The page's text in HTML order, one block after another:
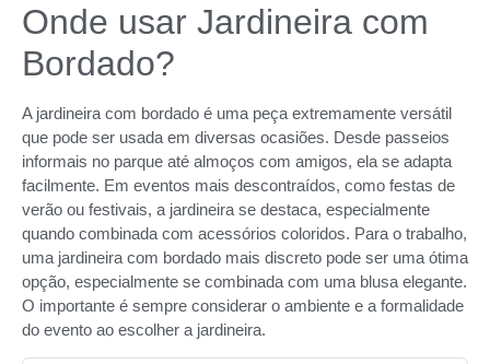
Onde usar Jardineira com
Bordado?
A jardineira com bordado é uma peça extremamente versátil
que pode ser usada em diversas ocasiões. Desde passeios
informais no parque até almoços com amigos, ela se adapta
facilmente. Em eventos mais descontraídos, como festas de
verão ou festivais, a jardineira se destaca, especialmente
quando combinada com acessórios coloridos. Para o trabalho,
uma jardineira com bordado mais discreto pode ser uma ótima
opção, especialmente se combinada com uma blusa elegante.
O importante é sempre considerar o ambiente e a formalidade
do evento ao escolher a jardineira.